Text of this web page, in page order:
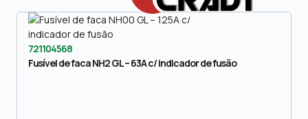
721104568
Fusível de faca NH2 GL – 63A c/ indicador de fusão